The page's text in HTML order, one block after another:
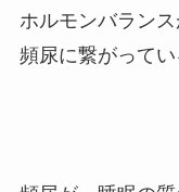
ホルモンバランス
頻尿に繋がってい